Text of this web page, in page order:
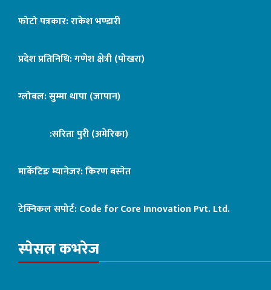
फोटो पत्रकार: राकेश भण्डारी
प्रदेश प्रतिनिधि: गणेश क्षेत्री (पोखरा)
ग्लोबल: सुम्मा थापा (जापान)
:सरिता पुरी (अमेरिका)
मार्केटिङ म्यानेजर: किरण बस्नेत
टेक्निकल सपोर्ट:Code for Core Innovation Pvt. Ltd.
स्पेसल कभरेज